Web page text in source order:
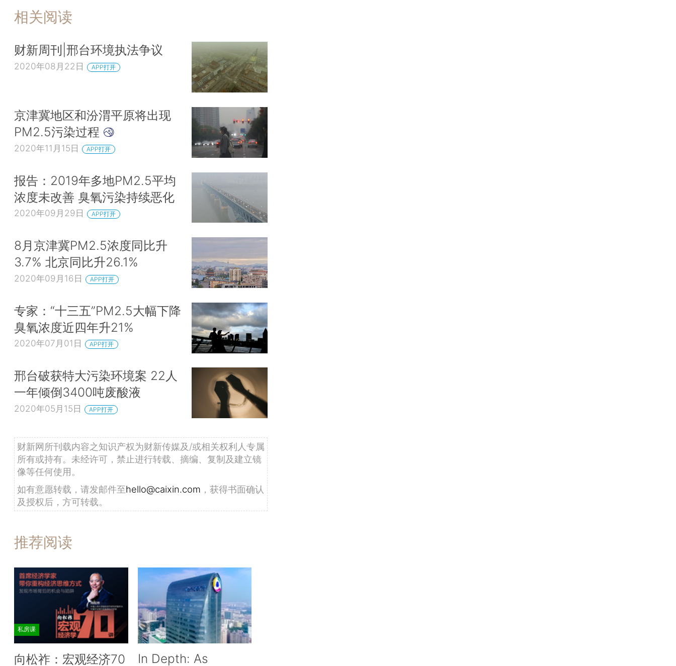
相关阅读
财新周刊|邢台环境执法争议
2020年08月22日 APP打开
京津冀地区和汾渭平原将出现
PM2.5污染过程
2020年11月15日 APP打开
报告：2019年多地PM2.5平均
浓度未改善 臭氧污染持续恶化
2020年09月29日 APP打开
8月京津冀PM2.5浓度同比升
3.7% 北京同比升26.1%
2020年09月16日 APP打开
专家：“十三五”PM2.5大幅下降
臭氧浓度近四年升21%
2020年07月01日 APP打开
邢台破获特大污染环境案 22人
一年倾倒3400吨废酸液
2020年05月15日 APP打开
财新网所刊载内容之知识产权为财新传媒及/或相关权利人专属
所有或持有。未经许可，禁止进行转载、摘编、复制及建立镜
像等任何使用。
如有意愿转载，请发邮件至hello@caixin.com ，获得书面确认
及授权后，方可转载。
推荐阅读
私房课
向松祚：宏观经济70
In Depth: As